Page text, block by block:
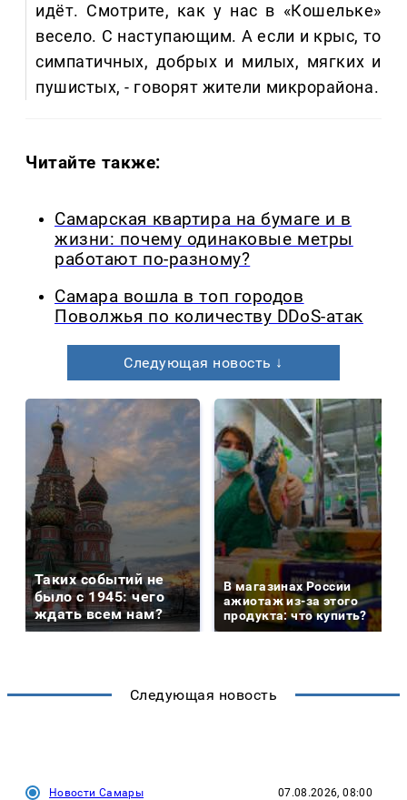
идёт. Смотрите, как у нас в «Кошельке»
весело. С наступающим. А если и крыс, то
симпатичных, добрых и милых, мягких и
пушистых, - говорят жители микрорайона.
Читайте также:
Самарская квартира на бумаге и в
жизни: почему одинаковые метры
работают по-разному?
Самара вошла в топ городов
Поволжья по количеству DDoS-атак
Следующая новость ↓
Таких событий не
было с 1945: чего
ждать всем нам?
В магазинах России
ажиотаж из-за этого
продукта: что купить?
Следующая новость
Новости Самары 07.08.2026, 08:00